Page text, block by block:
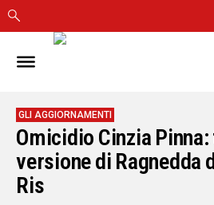
IN
CAGLIARI
SASSARI
NUORO
ORISTANO
SULCIS
GLI AGGIORNAMENTI
Omicidio Cinzia
versione di Ragnedda
Ris